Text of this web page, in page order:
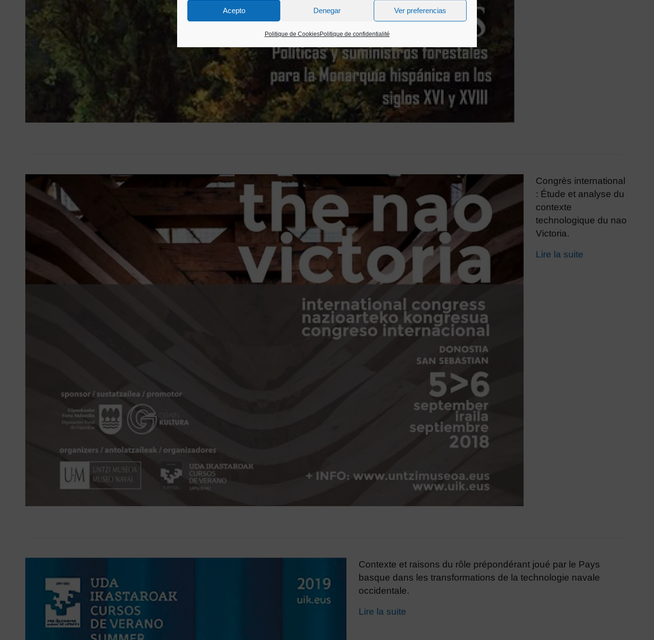
Acepto Denegar Ver preferencias
Politique de CookiesPolitique de confidentialité
Congrès international
: Étude et analyse du
contexte
technologique du nao
Victoria.
Lire la suite
Contexte et raisons du rôle prépondérant joué par le Pays
basque dans les transformations de la technologie navale
occidentale.
Lire la suite